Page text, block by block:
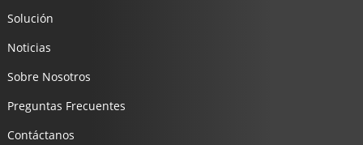
Solución
Noticias
Sobre Nosotros
Preguntas Frecuentes
Contáctanos